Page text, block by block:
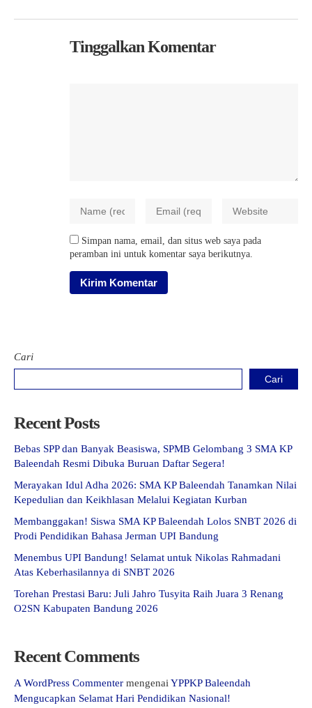
Tinggalkan Komentar
Simpan nama, email, dan situs web saya pada
peramban ini untuk komentar saya berikutnya.
Cari
Cari
Recent Posts
Bebas SPP dan Banyak Beasiswa, SPMB Gelombang 3 SMA KP
Baleendah Resmi Dibuka Buruan Daftar Segera!
Merayakan Idul Adha 2026: SMA KP Baleendah Tanamkan Nilai
Kepedulian dan Keikhlasan Melalui Kegiatan Kurban
Membanggakan! Siswa SMA KP Baleendah Lolos SNBT 2026 di
Prodi Pendidikan Bahasa Jerman UPI Bandung
Menembus UPI Bandung! Selamat untuk Nikolas Rahmadani
Atas Keberhasilannya di SNBT 2026
Torehan Prestasi Baru: Juli Jahro Tusyita Raih Juara 3 Renang
O2SN Kabupaten Bandung 2026
Recent Comments
A WordPress Commenter mengenaiYPPKP Baleendah
Mengucapkan Selamat Hari Pendidikan Nasional!